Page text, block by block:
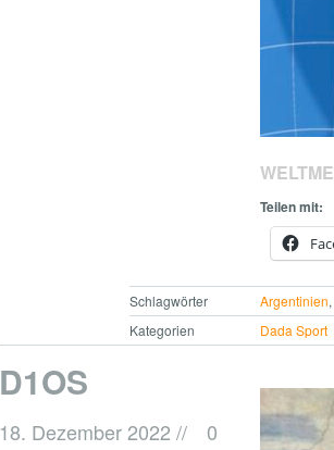
Teilen mit:
Schlagwörter Argentinien
Kategorien
Dada Sport
D1OS
18. Dezember 2022 // 0